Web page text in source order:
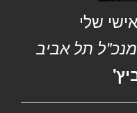
שלי
מנכ"ל תל אביב